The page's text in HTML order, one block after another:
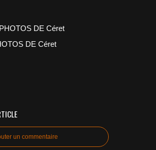
DE Céret
un commentaire